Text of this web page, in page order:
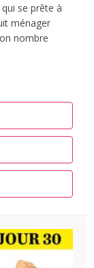
se prête à
ménager
nombre